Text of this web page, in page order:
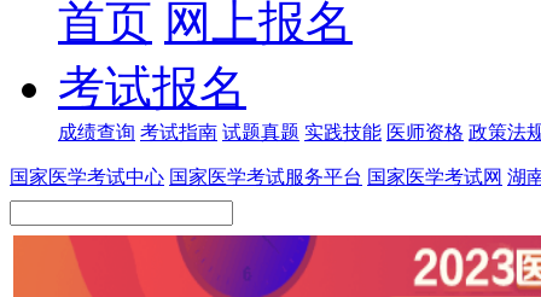
首页 网上报名
考试报名
成绩查询 考试指南 试题真题 实践技能 医师资格 政策法
国家医学考试中心 国家医学考试服务平台 国家医学考试网 湖